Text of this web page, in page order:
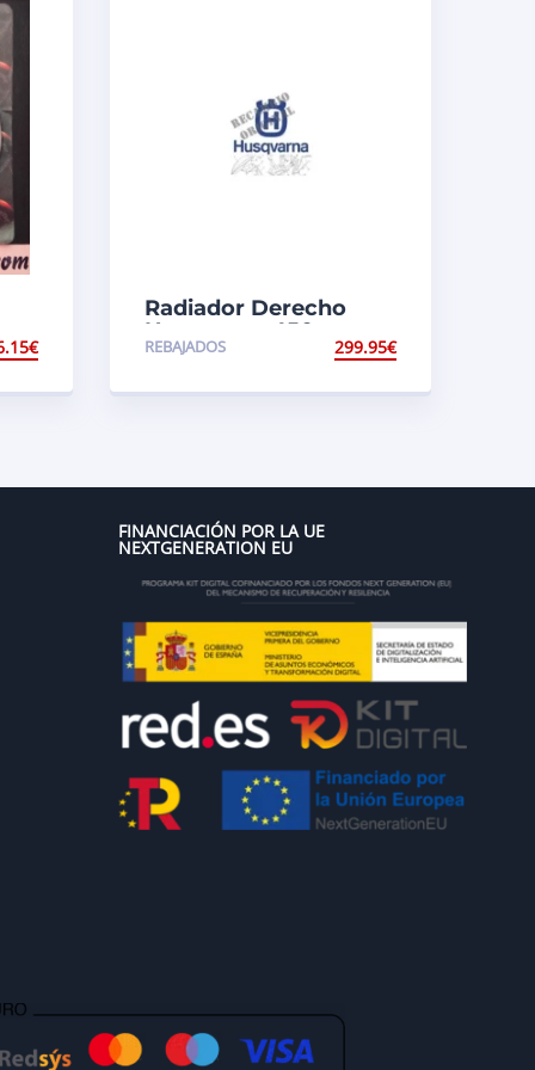
€
Radiador Derecho
Husqvarna 450
REBAJADOS 299.95€
FINANCIACIÓN POR LA UE
NEXTGENERATION EU